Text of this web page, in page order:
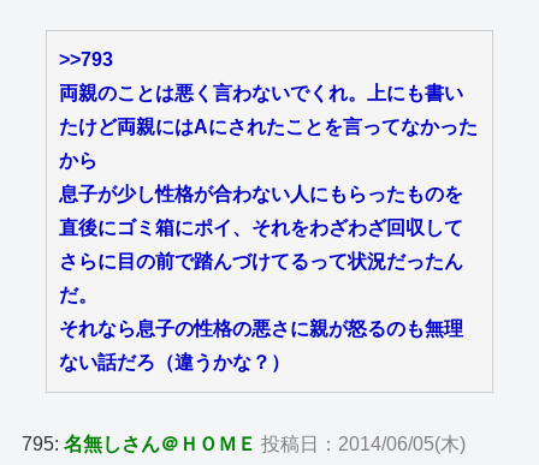
>>793
両親のことは悪く言わないでくれ。上にも書い
たけど両親にはAにされたことを言ってなかった
から
息子が少し性格が合わない人にもらったものを
直後にゴミ箱にポイ、それをわざわざ回収して
さらに目の前で踏んづけてるって状況だったん
だ。
それなら息子の性格の悪さに親が怒るのも無理
ない話だろ（違うかな？）
795:名無しさん＠ＨＯＭＥ 投稿日：2014/06/05(木)